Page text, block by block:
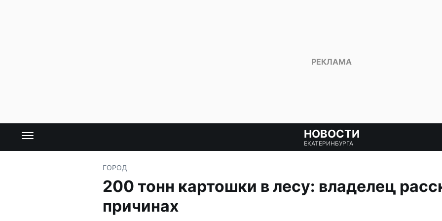
НОВОСТИ
ЕКАТЕРИНБУРГА
ГОРОД
200 тонн картошки в лесу: владелец
причинах